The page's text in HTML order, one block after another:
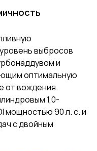
выбросов
и
оптимальную
от вождения.
1,0-
мощностью 90 л. с. и
с двойным